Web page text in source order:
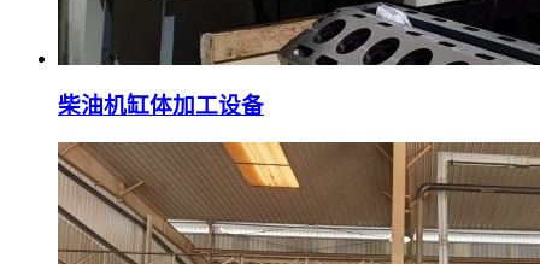
柴油机缸体加工设备